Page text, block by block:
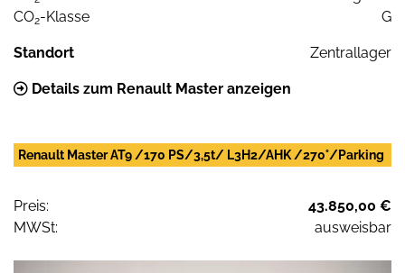
CO2-Klasse G
Standort Zentrallager
Details zum Renault Master anzeigen
Renault Master AT9 /170 PS/3,5t/ L3H2/AHK /270°/Parking
Preis:
43.850,00 €
MWSt:
ausweisbar